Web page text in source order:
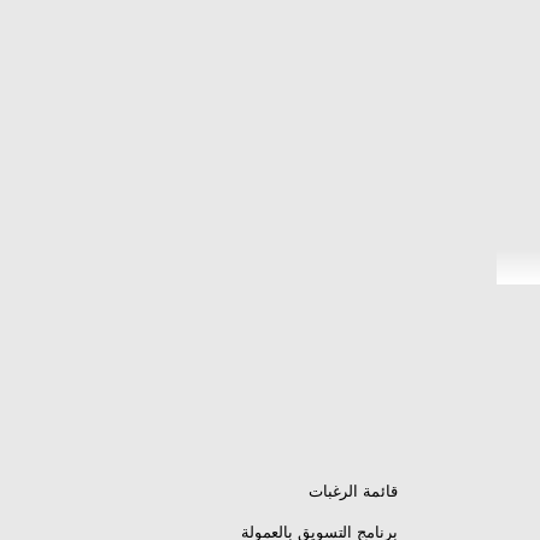
قائمة الرغبات
برنامج التسويق بالعمولة